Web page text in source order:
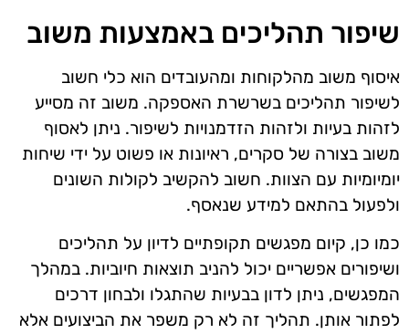
שיפור תהליכים באמצעות משוב
איסוף משוב מהלקוחות ומהעובדים הוא כלי חשוב
לשיפור תהליכים בשרשרת האספקה. משוב זה מסייע
לזהות בעיות ולזהות הזדמנויות לשיפור. ניתן לאסוף
משוב בצורה של סקרים, ראיונות או פשוט על ידי שיחות
יומיומיות עם הצוות. חשוב להקשיב לקולות השונים
ולפעול בהתאם למידע שנאסף.
כמו כן, קיום מפגשים תקופתיים לדיון על תהליכים
ושיפורים אפשריים יכול להניב תוצאות חיוביות. במהלך
המפגשים, ניתן לדון בבעיות שהתגלו ולבחון דרכים
לפתור אותן. תהליך זה לא רק משפר את הביצועים אלא